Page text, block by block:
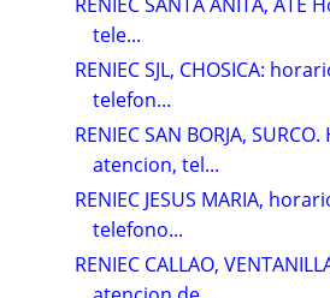
tele...
RENIEC SJL, CHOSICA:
telefon...
RENIEC SAN BORJA,
atencion, tel...
RENIEC JESUS MARIA,
telefono...
RENIEC CALLAO,